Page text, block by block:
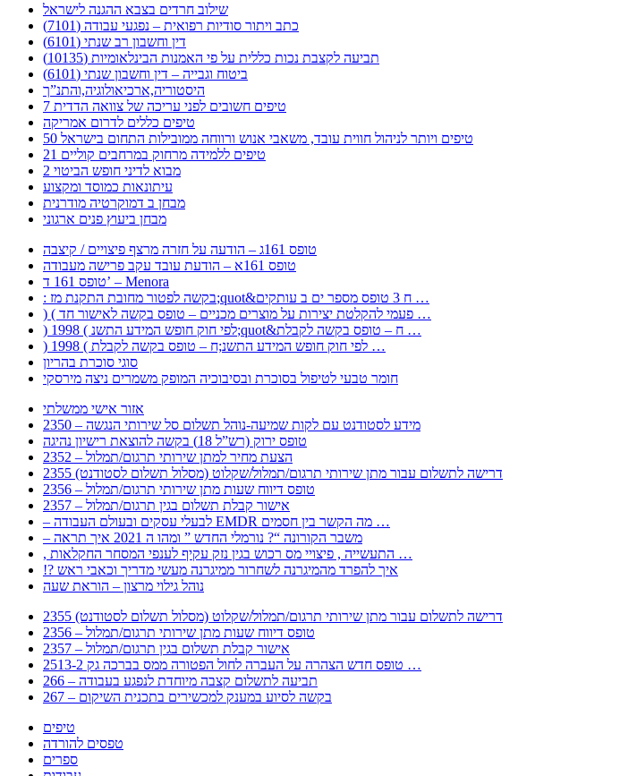
שילוב חרדים בצבא ההגנה לישראל
כתב ויתור סודיות רפואית – נפגעי עבודה (7101)
דין וחשבון רב שנתי (6101)
תביעה לקצבת נכות כללית על פי האמנות הבינלאומיות (10135)
ביטוח וגבייה – דין וחשבון שנתי (6101)
היסטוריה,ארכיאולוגיה,והתנ”ך
7 טיפים חשובים לפני עריכה של צוואה הדדית
טיפים כללים לדרום אמריקה
50 טיפים ויותר לניהול חווית עובד, משאבי אנוש ורווחה ממובילות התחום בישראל
21 טיפים ללמידה מרחוק במרחבים קוליים
מבוא לדיני חופש הביטוי 2
עיתונאות כמוסד ומקצוע
מבחן ב דמוקרטיה מודרנית
מבחן ביעוץ פנים ארגוני
טופס 161ג – הודעה על חזרה מרצף פיצויים / קיצבה
טופס 161א – הודעת עובד עקב פרישה מעבודה
טופס 161 ד’ – Menora
: בקשה לפטור מחובת התקנת מז;quot&ח 3 טופס מספר ים ב עותקים …
) ( פעמי להקלטת יצירות על מוצרים מכניים – טופס בקשה לאישור חד …
) 1998 ( לפי חוק חופש המידע התשנ;quot&ח – טופס בקשה לקבלת …
) 1998 ( לפי חוק חופש המידע התשנ;ח – טופס בקשה לקבלת …
סוגי סוכרת בהריון
חומר טבעי לטיפול בסוכרת ובסיבוכיה המופק משמרים ניצה מירסקי
אזור אישי ממשלתי
2350 – מידע לסטודנט עם לקות שמיעה-נוהל תשלום סל שירותי הנגשה
טופס ירוק (רש”ל 18) בקשה להוצאת רישיון נהיגה
2352 – הצעת מחיר למתן שירותי תרגום/תמלול
2355 דרישה לתשלום עבור מתן שירותי תרגום/תמלול/שקלוט (מסלול תשלום לסטודנט)
2356 – טופס דיווח שעות מתן שירותי תרגום/תמלול
2357 – אישור קבלת תשלום בגין תרגום/תמלול
– לבעלי עסקים ובעולם העבודה EMDR מה הקשר בין חסמים …
– משבר הקורונה “? נורמלי החדש ” ומהו ה 2021 איך תראה
, התעשייה , פיצויי מס רכוש בגין נזק עקיף לענפי המסחר החקלאות …
!? איך להפרד מהמיגרנה לשחרור ממיגרנה מעשי מדריך וכאבי ראש
נוהל גילוי מרצון – הוראת שעה
2355 דרישה לתשלום עבור מתן שירותי תרגום/תמלול/שקלוט (מסלול תשלום לסטודנט)
2356 – טופס דיווח שעות מתן שירותי תרגום/תמלול
2357 – אישור קבלת תשלום בגין תרגום/תמלול
2513-2 טופס חדש הצהרה על העברה לחול הפטורה ממס בברכה גק …
266 – תביעה לתשלום קצבה מיוחדת לנפגע בעבודה
267 – בקשה לסיוע במענק למכשירים בתכנית השיקום
טיפים
טפסים להורדה
ספרים